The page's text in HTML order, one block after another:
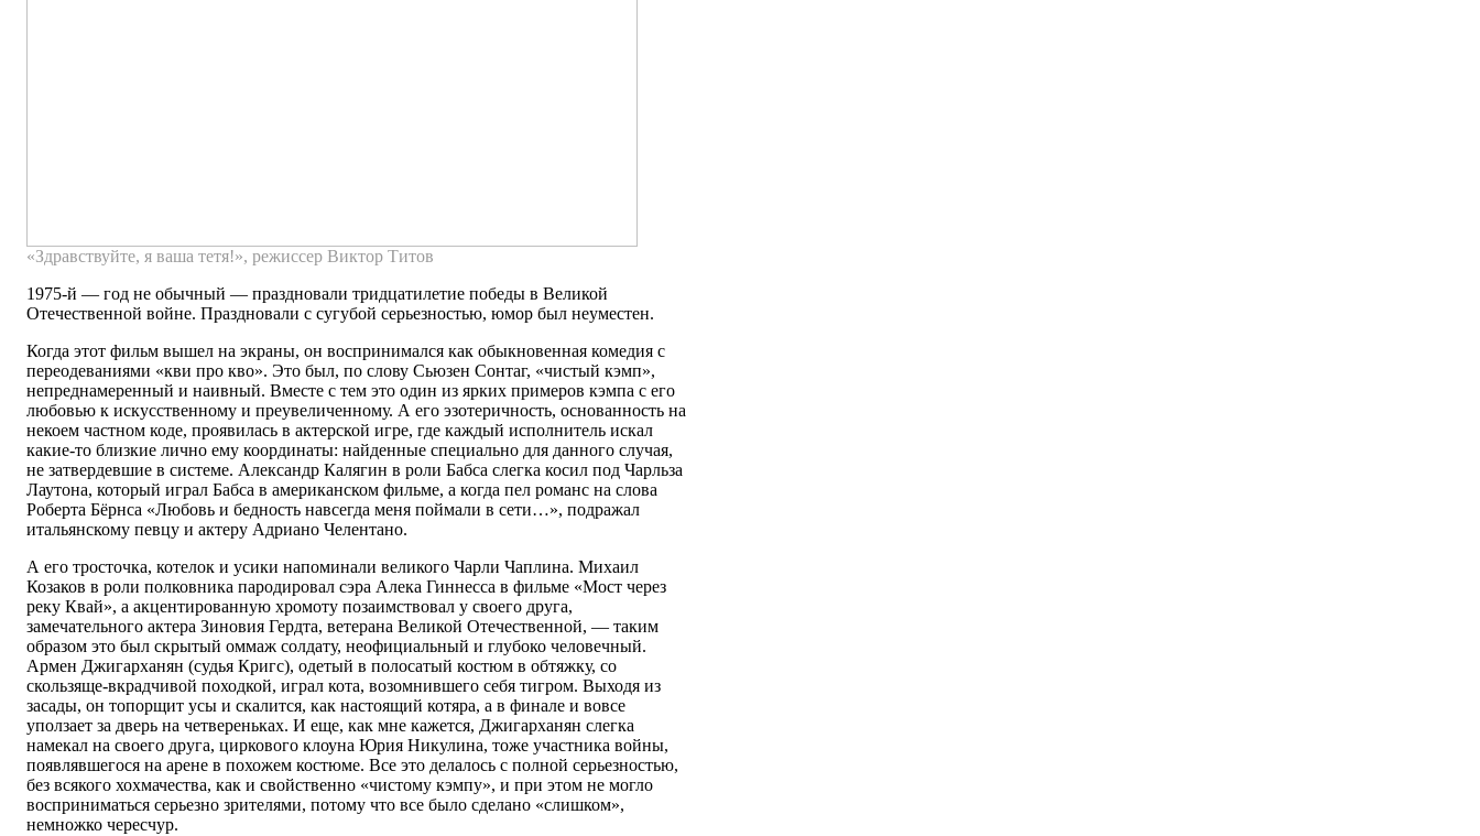
«Здравствуйте, я ваша тетя!», режиссер Виктор Титов
1975-й — год не обычный — праздновали тридцатилетие победы в Великой
Отечественной войне. Праздновали с сугубой серьезностью, юмор был неуместен.
Когда этот фильм вышел на экраны, он воспринимался как обыкновенная комедия с
переодеваниями «кви про кво». Это был, по слову Сьюзен Сонтаг, «чистый кэмп»,
непреднамеренный и наивный. Вместе с тем это один из ярких примеров кэмпа с его
любовью к искусственному и преувеличенному. А его эзотеричность, основанность на
некоем частном коде, проявилась в актерской игре, где каждый исполнитель искал
какие-то близкие лично ему координаты: найденные специально для данного случая,
не затвердевшие в системе. Александр Калягин в роли Бабса слегка косил под Чарльза
Лаутона, который играл Бабса в американском фильме, а когда пел романс на слова
Роберта Бёрнса «Любовь и бедность навсегда меня поймали в сети…», подражал
итальянскому певцу и актеру Адриано Челентано.
А его тросточка, котелок и усики напоминали великого Чарли Чаплина. Михаил
Козаков в роли полковника пародировал сэра Алека Гиннесса в фильме «Мост через
реку Квай», а акцентированную хромоту позаимствовал у своего друга,
замечательного актера Зиновия Гердта, ветерана Великой Отечественной, — таким
образом это был скрытый оммаж солдату, неофициальный и глубоко человечный.
Армен Джигарханян (судья Кригс), одетый в полосатый костюм в обтяжку, со
скользяще-вкрадчивой походкой, играл кота, возомнившего себя тигром. Выходя из
засады, он топорщит усы и скалится, как настоящий котяра, а в финале и вовсе
уползает за дверь на четвереньках. И еще, как мне кажется, Джигарханян слегка
намекал на своего друга, циркового клоуна Юрия Никулина, тоже участника войны,
появлявшегося на арене в похожем костюме. Все это делалось с полной серьезностью,
без всякого хохмачества, как и свойственно «чистому кэмпу», и при этом не могло
восприниматься серьезно зрителями, потому что все было сделано «слишком»,
немножко чересчур.